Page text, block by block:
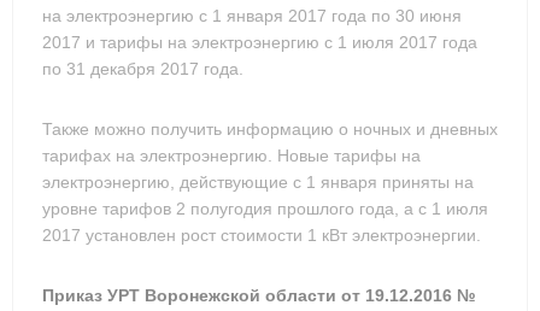
на электроэнергию с 1 января 2017 года по 30 июня
2017 и тарифы на электроэнергию с 1 июля 2017 года
по 31 декабря 2017 года.
Также можно получить информацию о ночных и дневных
тарифах на электроэнергию. Новые тарифы на
электроэнергию, действующие с 1 января приняты на
уровне тарифов 2 полугодия прошлого года, а с 1 июля
2017 установлен рост стоимости 1 кВт электроэнергии.
Приказ УРТ Воронежской области от 19.12.2016 №